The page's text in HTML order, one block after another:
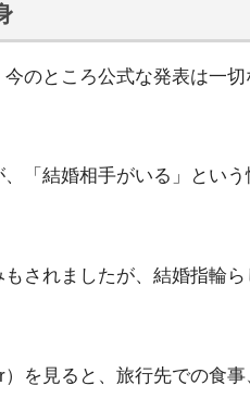
のところ公式な発表は一切
「結婚相手がいる」という
されましたが、結婚指輪
を見ると、旅行先での食事